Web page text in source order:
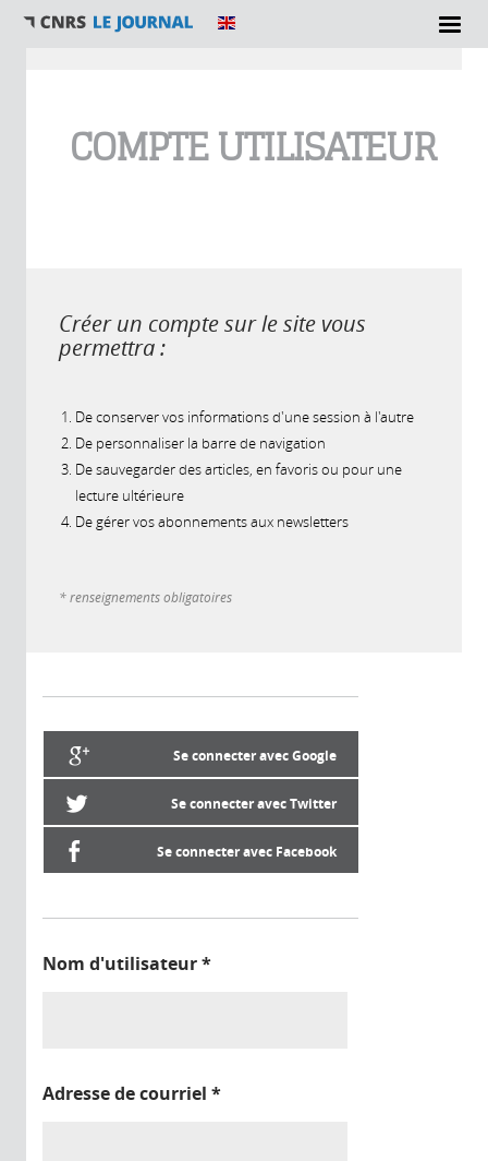
COMPTE UTILISATEUR
Créer un compte sur le site vous
permettra :
De conserver vos informations d'une session à l'autre
De personnaliser la barre de navigation
De sauvegarder des articles, en favoris ou pour une
lecture ultérieure
De gérer vos abonnements aux newsletters
* renseignements obligatoires
Se connecter avec Google
Se connecter avec Twitter
Se connecter avec Facebook
Nom d'utilisateur*
Adresse de courriel *